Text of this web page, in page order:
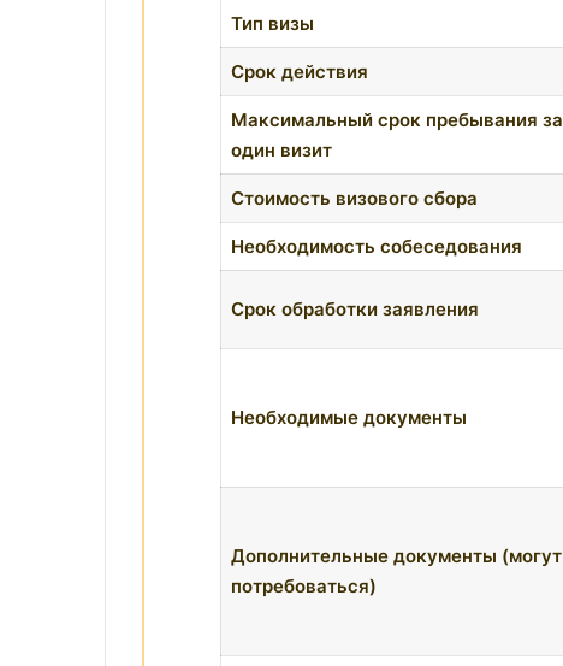
Тип визы
Срок действия
Максимальный срок пребывания за
один визит
Стоимость визового сбора
Необходимость собеседования
Срок обработки заявления
Необходимые документы
Дополнительные документы (могут
потребоваться)